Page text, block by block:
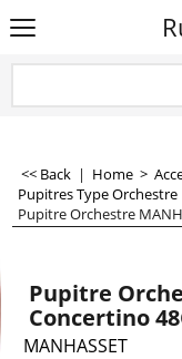
<< Back | Home >
Pupitres Type Orchestre
Pupitre Orchestre
Pupitre
Concertino
MANHASSET